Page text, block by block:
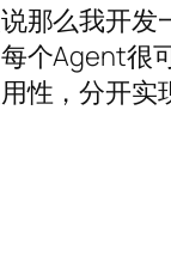
那么我开
个Agent很
性，分开实